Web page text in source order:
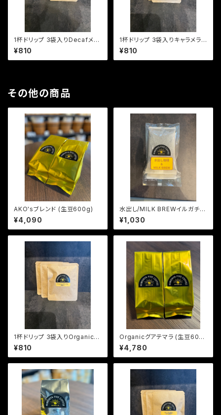
1杯ドリップ 3袋入りDecafメキ
シコOrganic (中深煎り)
¥810
1杯ドリップ 3袋入りキャラメラ
ード (マイルド)
¥810
その他の商品
AKO'sブレンド (生豆600g)
¥4,090
水出し/MILK BREWイルガチェ
¥1,030
1杯ドリップ 3袋入りOrganicブ
ラジル (深煎り)
¥810
Organicグアテマラ (生豆600
g)
¥4,780